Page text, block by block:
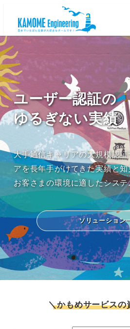
ユーザー認証の
ゆるぎない実績
大手通信キャリアの大規模認
アを長年手がけてきた実績と
お客さまの環境に適したシス
ソリューション
＼かもめサービスの